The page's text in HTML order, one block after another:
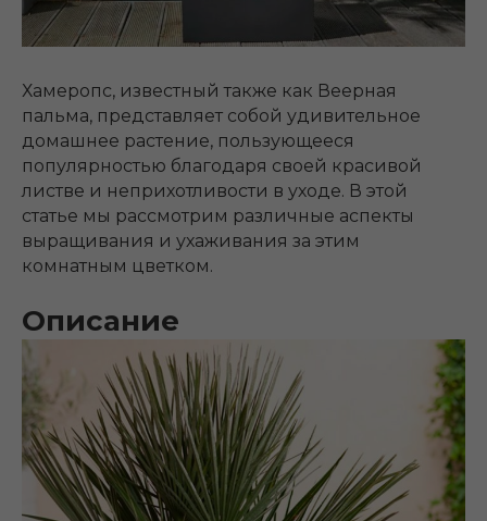
Хамеропс, известный также как Веерная
пальма, представляет собой удивительное
домашнее растение, пользующееся
популярностью благодаря своей красивой
листве и неприхотливости в уходе. В этой
статье мы рассмотрим различные аспекты
выращивания и ухаживания за этим
комнатным цветком.
Описание